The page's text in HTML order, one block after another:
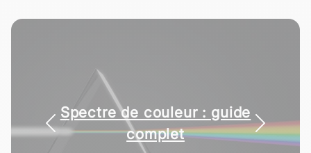
Spectre de couleur : guide
complet